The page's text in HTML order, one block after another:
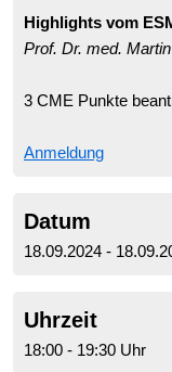
Highlights vom
Prof. Dr. med.
3 CME Punkte
Anmeldung
Datum
18.09.2024 -
Uhrzeit
18:00 - 19:30 Uhr